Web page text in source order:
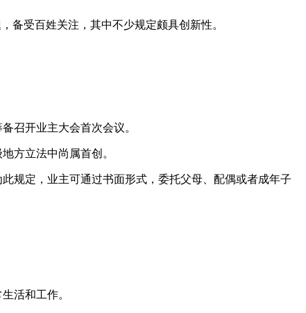
备受百姓关注，其中不少规定颇具创新性。
召开业主大会首次会议。
方立法中尚属首创。
规定，业主可通过书面形式，委托父母、配偶或者成年子
活和工作。